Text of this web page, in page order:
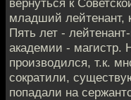
вернуться к
младший лейтенант,
Пять лет -
академии - магистр.
производился, т.к.
сократили,
попадали на